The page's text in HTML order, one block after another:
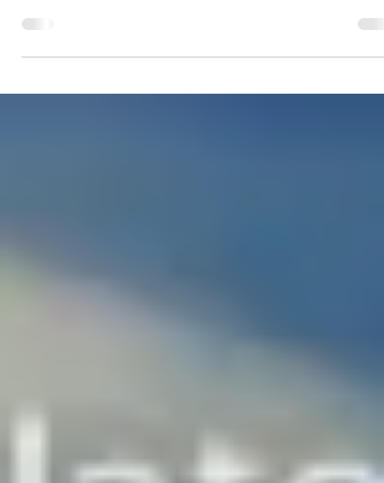
desembargador do Tribunal de Justiça